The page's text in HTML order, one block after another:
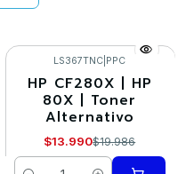
-30%
LS367TNC PPC
HP CF280X | HP
80X | Toner
Alternativo
$13.990$19.986